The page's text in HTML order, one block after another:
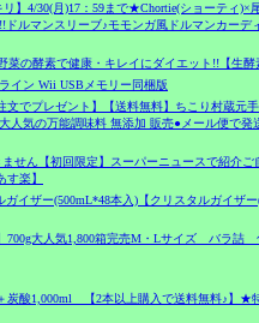
リ】4/30(月)17：59まで★Chortie(ショーティ
ルマンスリーブ♪モモンガ風ドルマンカーデ
菜の酵素で健康・キレイにダイエット!!【生酵
イン Wii USBメモリー同梱版
文でプレゼント】【送料無料】ちこり村蔵元
人気の万能調味料 無添加 販売●メール便で発
せん【初回限定】スーパーニュースで紹介
楽】
イザー(500mL*48本入)【クリスタルガイザ
700g大人気1,800箱完売M・Lサイズ バラ詰
炭酸1,000ml 【2本以上購入で送料無料♪】★